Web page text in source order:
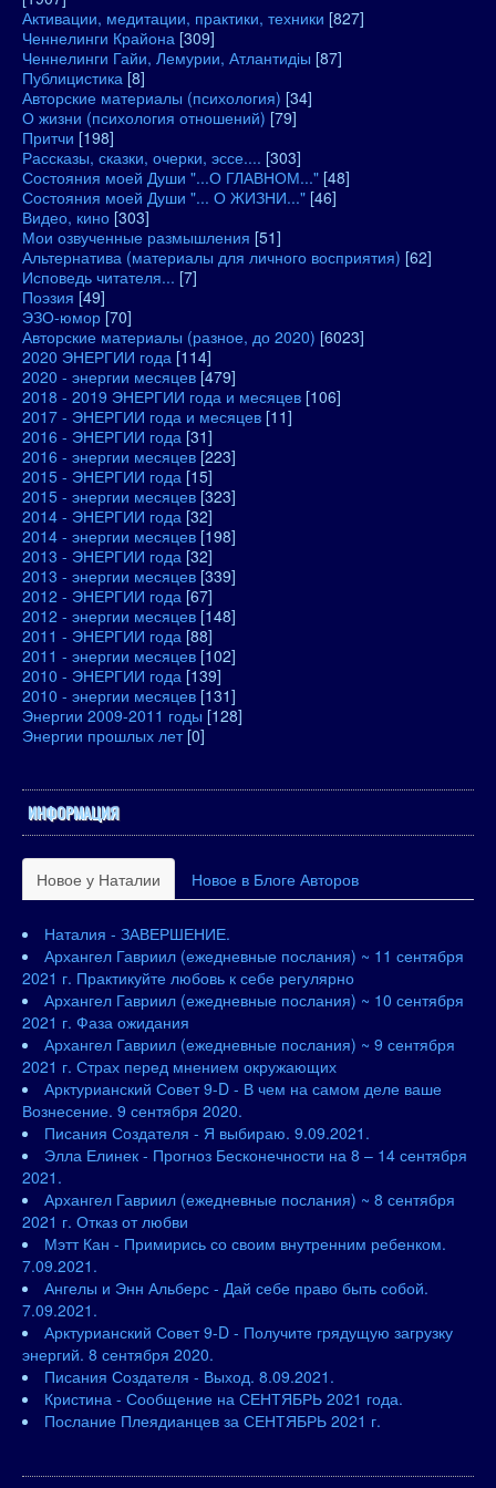
Активации, медитации, практики, техники [827]
Ченнелинги Крайона [309]
Ченнелинги Гайи, Лемурии, Атлантидіы [87]
Публицистика [8]
Авторские материалы (психология) [34]
О жизни (психология отношений) [79]
Притчи [198]
Рассказы, сказки, очерки, эссе.... [303]
Состояния моей Души "...О ГЛАВНОМ..." [48]
Состояния моей Души "... О ЖИЗНИ..." [46]
Видео, кино [303]
Мои озвученные размышления [51]
Альтернатива (материалы для личного восприятия) [62]
Исповедь читателя... [7]
Поэзия [49]
ЭЗО-юмор [70]
Авторские материалы (разное, до 2020) [6023]
2020 ЭНЕРГИИ года [114]
2020 - энергии месяцев [479]
2018 - 2019 ЭНЕРГИИ года и месяцев [106]
2017 - ЭНЕРГИИ года и месяцев [11]
2016 - ЭНЕРГИИ года [31]
2016 - энергии месяцев [223]
2015 - ЭНЕРГИИ года [15]
2015 - энергии месяцев [323]
2014 - ЭНЕРГИИ года [32]
2014 - энергии месяцев [198]
2013 - ЭНЕРГИИ года [32]
2013 - энергии месяцев [339]
2012 - ЭНЕРГИИ года [67]
2012 - энергии месяцев [148]
2011 - ЭНЕРГИИ года [88]
2011 - энергии месяцев [102]
2010 - ЭНЕРГИИ года [139]
2010 - энергии месяцев [131]
Энергии 2009-2011 годы [128]
Энергии прошлых лет [0]
ИНФОРМАЦИЯ
Новое у Наталии Новое в Блоге Авторов
Наталия - ЗАВЕРШЕНИЕ.
Архангел Гавриил (ежедневные послания) ~ 11 сентября
2021 г. Практикуйте любовь к себе регулярно
Архангел Гавриил (ежедневные послания) ~ 10 сентября
2021 г. Фаза ожидания
Архангел Гавриил (ежедневные послания) ~ 9 сентября
2021 г. Страх перед мнением окружающих
Арктурианский Совет 9-D - В чем на самом деле ваше
Вознесение. 9 сентября 2020.
Писания Создателя - Я выбираю. 9.09.2021.
Элла Елинек - Прогноз Бесконечности на 8 – 14 сентября
2021.
Архангел Гавриил (ежедневные послания) ~ 8 сентября
2021 г. Отказ от любви
Мэтт Кан - Примирись со своим внутренним ребенком.
7.09.2021.
Ангелы и Энн Альберс - Дай себе право быть собой.
7.09.2021.
Арктурианский Совет 9-D - Получите грядущую загрузку
энергий. 8 сентября 2020.
Писания Создателя - Выход. 8.09.2021.
Кристина - Сообщение на СЕНТЯБРЬ 2021 года.
Послание Плеядианцев за СЕНТЯБРЬ 2021 г.